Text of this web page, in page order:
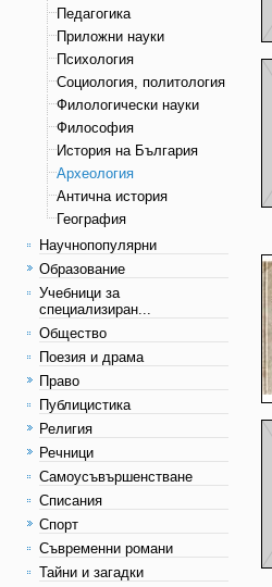
Педагогика
Приложни науки
Психология
Социология, политология
Филологически науки
Философия
История на България
Археология
Антична история
География
Научнопопулярни
Образование
Учебници за
специализиран...
Общество
Поезия и драма
Право
Публицистика
Религия
Речници
Самоусъвършенстване
Списания
Спорт
Съвременни романи
Тайни и загадки